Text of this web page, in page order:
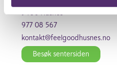
5460 Husnes
977 08 567
kontakt@feel­good­husnes.no
Besøk senter­siden